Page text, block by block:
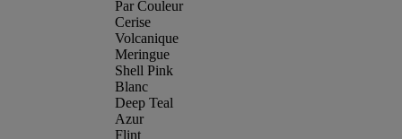
Par Couleur
Cerise
Volcanique
Meringue
Shell Pink
Blanc
Deep Teal
Azur
Flint